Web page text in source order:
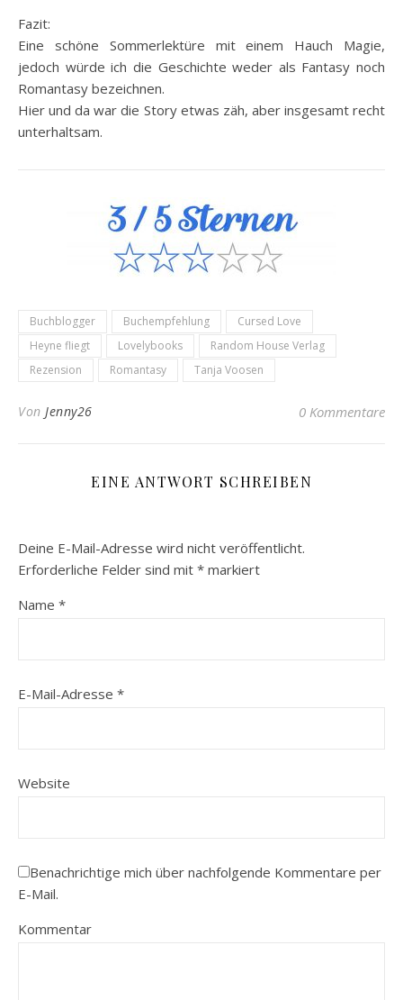
Fazit:
Eine schöne Sommerlektüre mit einem Hauch Magie,
jedoch würde ich die Geschichte weder als Fantasy noch
Romantasy bezeichnen.
Hier und da war die Story etwas zäh, aber insgesamt recht
unterhaltsam.
Buchblogger Buchempfehlung
Cursed Love
Heyne fliegt
Lovelybooks
Random House Verlag
Rezension
Romantasy Tanja Voosen
Von Jenny26 0 Kommentare
EINE ANTWORT SCHREIBEN
Deine E-Mail-Adresse wird nicht veröffentlicht.
Erforderliche Felder sind mit * markiert
Name *
E-Mail-Adresse *
Website
Benachrichtige mich über nachfolgende Kommentare per
E-Mail.
Kommentar